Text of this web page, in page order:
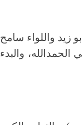
أبو زيد واللواء سامح
والبدء